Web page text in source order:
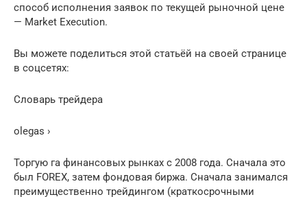
способ исполнения заявок по текущей рыночной цене
— Market Execution.
Вы можете поделиться этой статьёй на своей странице
в соцсетях:
Словарь трейдера
olegas ›
Торгую га финансовых рынках с 2008 года. Сначала это
был FOREX, затем фондовая биржа. Сначала занимался
преимущественно трейдингом (краткосрочными